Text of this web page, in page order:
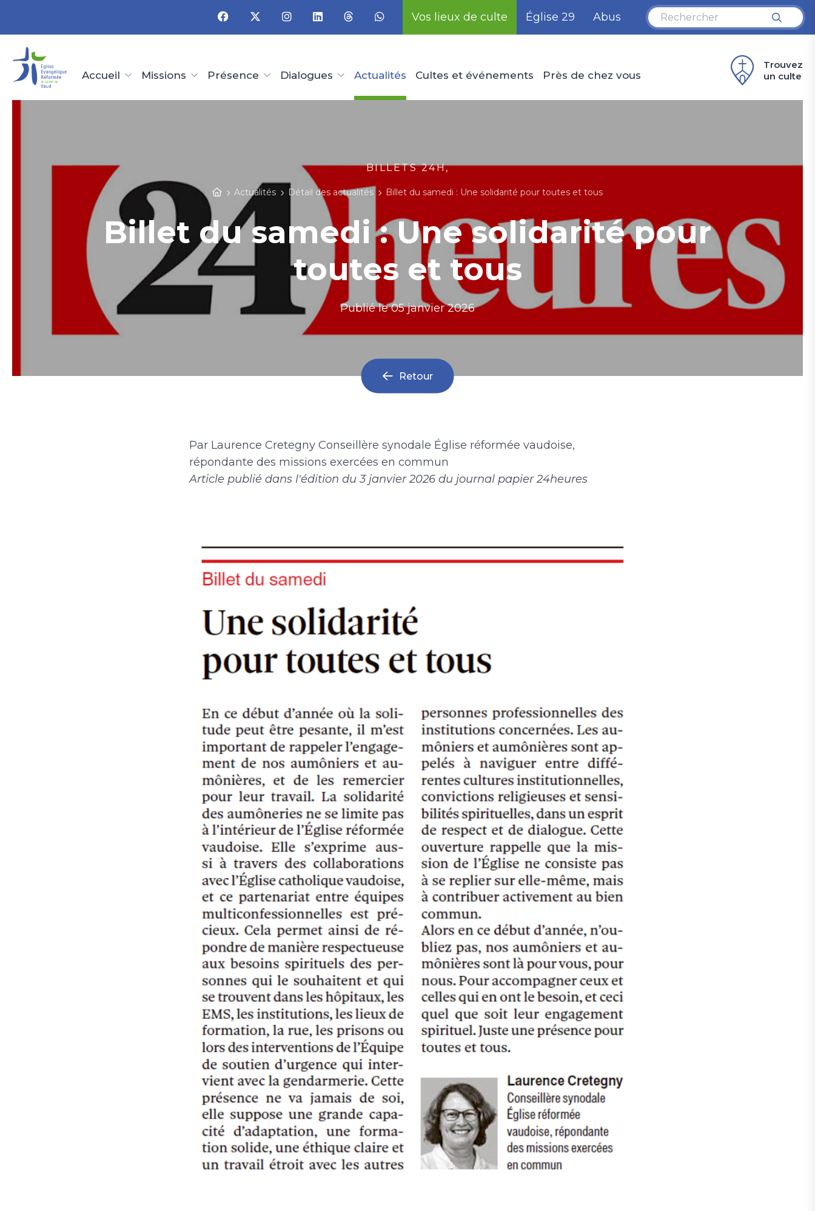
Vos lieux de culte Église 29 Abus
Accueil Missions Présence Dialogues Actualités Cultes et événements Près de chez vous
Trouvez
un culte
BILLETS 24H,
Actualités Détail des actualités Billet du samedi : Une solidarité pour toutes et tous
Billet du samedi : Une solidarité pour
toutes et tous
Publié le05 janvier 2026
Retour
Par Laurence Cretegny Conseillère synodale Église réformée vaudoise,
répondante des missions exercées en commun
Article publié dans l'édition du 3 janvier 2026 du journal papier 24heures